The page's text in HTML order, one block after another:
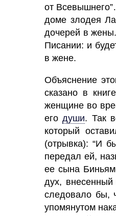
от
доме злодея
дочерей в
Писании: и
в жене.
Объяснение
сказано в
женщине во
его души. Так
который
(отрывка): “И
передал ей,
ее сына
дух,
следовало бы,
упомянутом